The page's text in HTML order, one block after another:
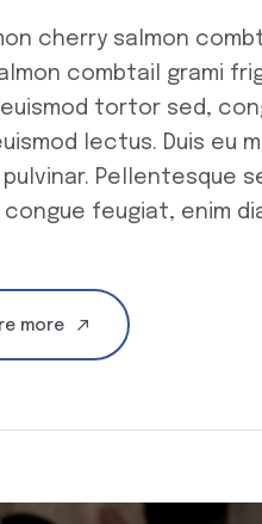
cherry salmon
combtail grami
tortor sed,
lectus. Duis eu
Pellentesque
feugiat, enim
more